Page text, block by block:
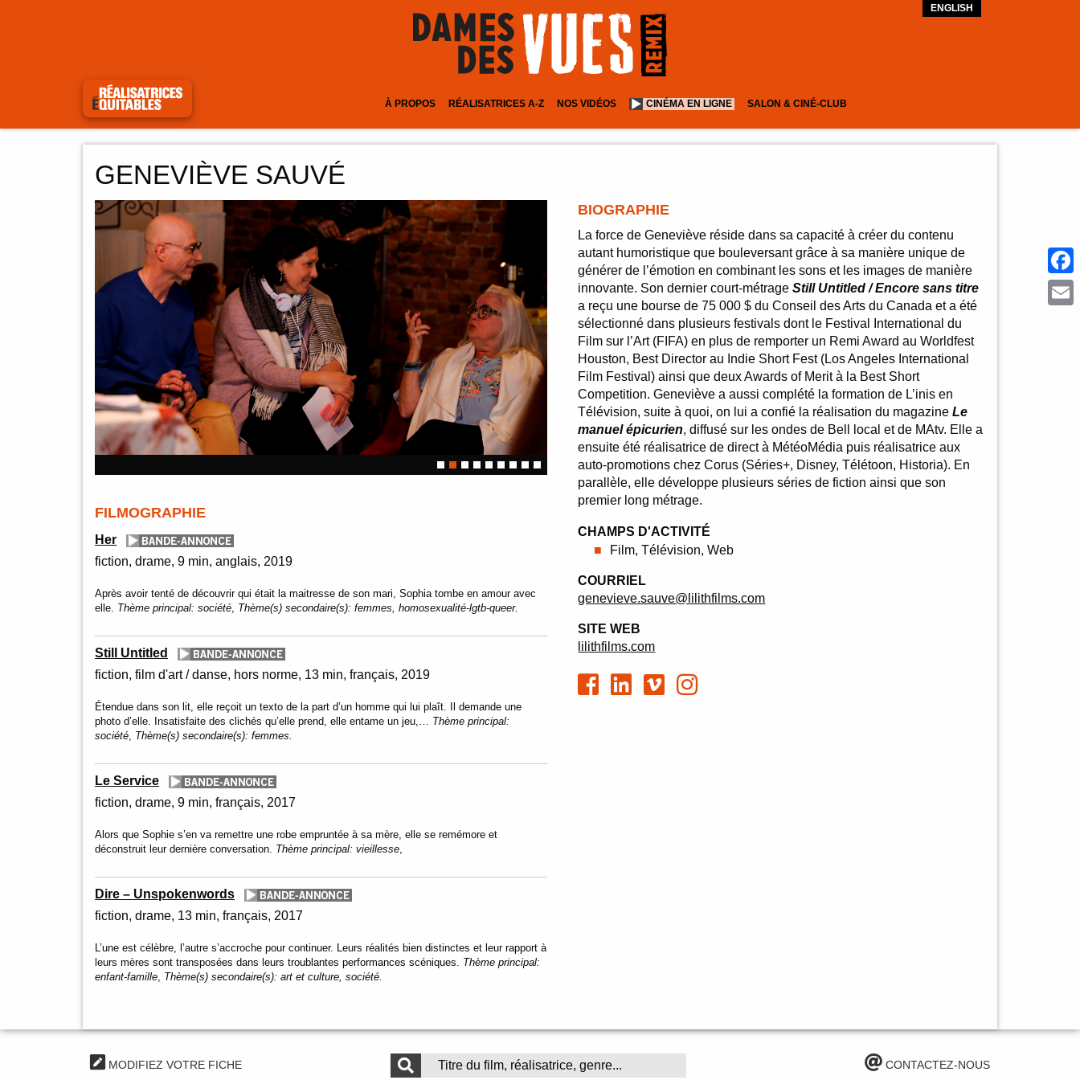
ENGLISH
À PROPOS RÉALISATRICES A-Z NOS VIDÉOS CINÉMA EN LIGNE SALON & CINÉ-CLUB
GENEVIÈVE SAUVÉ
FILMOGRAPHIE
Her
fiction drame 9 min anglais 2019
Après avoir tenté de découvrir qui était la maitresse de son mari, Sophia tombe en amour avec
elle. Thème principal:société, Thème(s) secondaire(s):femmes, homosexualité-lgtb-queer.
Still Untitled
fiction, film d'art / danse hors norme 13 min français 2019
Étendue dans son lit, elle reçoit un texto de la part d’un homme qui lui plaît. Il demande une
photo d’elle. Insatisfaite des clichés qu’elle prend, elle entame un jeu,… Thème principal:
société, Thème(s) secondaire(s):femmes.
Le Service
fiction drame 9 min français 2017
Alors que Sophie s’en va remettre une robe empruntée à sa mère, elle se remémore et
déconstruit leur dernière conversation. Thème principal:vieillesse,
Dire – Unspokenwords
fiction drame 13 min français 2017
L’une est célèbre, l’autre s’accroche pour continuer. Leurs réalités bien distinctes et leur rapport à
leurs mères sont transposées dans leurs troublantes performances scéniques. Thème principal:
enfant-famille, Thème(s) secondaire(s):art et culture, société.
BIOGRAPHIE
La force de Geneviève réside dans sa capacité à créer du contenu
autant humoristique que bouleversant grâce à sa manière unique de
générer de l’émotion en combinant les sons et les images de manière
innovante. Son dernier court-métrageStill Untitled / Encore sans titre
a reçu une bourse de 75 000 $ du Conseil des Arts du Canada et a été
sélectionné dans plusieurs festivals dont le Festival International du
Film sur l’Art (FIFA) en plus de remporter un Remi Award au Worldfest
Houston, Best Director au Indie Short Fest (Los Angeles International
Film Festival) ainsi que deux Awards of Merit à la Best Short
Competition. Geneviève a aussi complété la formation de L’inis en
Télévision, suite à quoi, on lui a confié la réalisation du magazineLe
manuel épicurien, diffusé sur les ondes de Bell local et de MAtv. Elle a
ensuite été réalisatrice de direct à MétéoMédia puis réalisatrice aux
auto-promotions chez Corus (Séries+, Disney, Télétoon, Historia). En
parallèle, elle développe plusieurs séries de fiction ainsi que son
premier long métrage.
CHAMPS D'ACTIVITÉ
Film, Télévision, Web
COURRIEL
genevieve.sauve@lilithfilms.com
SITE WEB
lilithfilms.com
MODIFIEZ VOTRE FICHE CONTACTEZ-NOUS